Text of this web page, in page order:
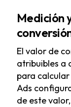
Medición
El valor de
atribuibles a
para
Ads
de este